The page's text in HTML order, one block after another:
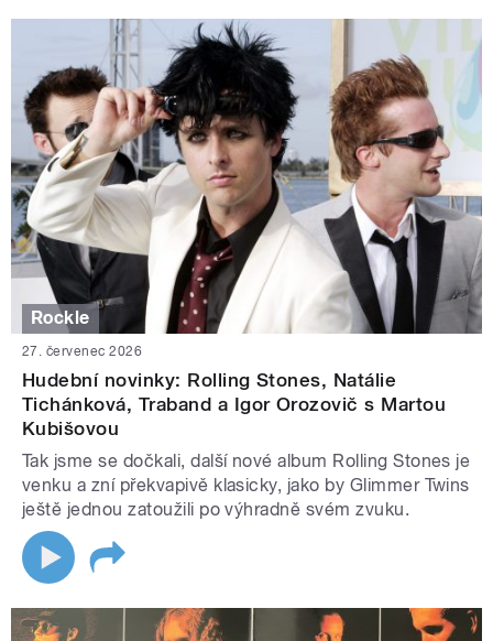
Rockle
27. červenec 2026
Hudební novinky: Rolling Stones, Natálie
Tichánková, Traband a Igor Orozovič s Martou
Kubišovou
Tak jsme se dočkali, další nové album Rolling Stones je
venku a zní překvapivě klasicky, jako by Glimmer Twins
ještě jednou zatoužili po výhradně svém zvuku.